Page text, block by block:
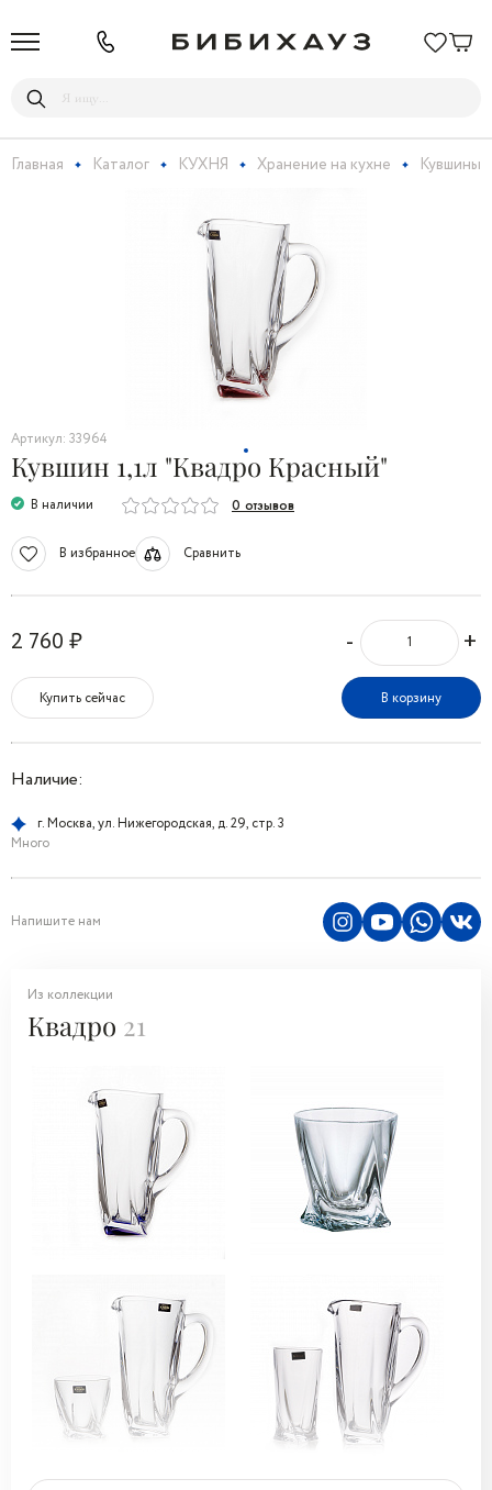
Главная Каталог КУХНЯ Хранение на кухне Кувшины
Артикул: 33964
Кувшин 1,1л "Квадро Красный"
В наличии 0 отзывов
В избранное Сравнить
2 760 ₽ - +
Купить сейчас В корзину
Наличие:
г. Москва, ул. Нижегородская, д. 29, стр. 3
Много
Напишите нам
Из коллекции
Квадро 21